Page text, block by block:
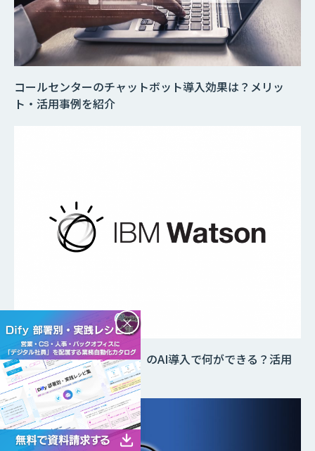
IBM Watson（ワトソン）のAI導入で何ができる？活用
事例を紹介
コールセンターのチャットボット導入効果は？メリッ
ト・活用事例を紹介
×